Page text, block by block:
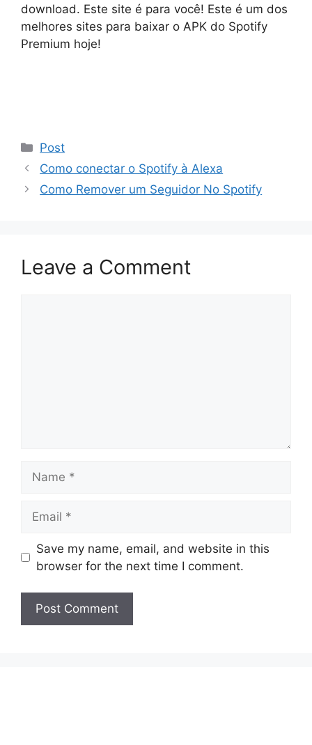
download. Este site é para você! Este é um dos
melhores sites para baixar o APK do Spotify
Premium hoje!
Categories
Post
Como conectar o Spotify à Alexa
Como Remover um Seguidor No Spotify
Leave a Comment
Save my name, email, and website in this
browser for the next time I comment.